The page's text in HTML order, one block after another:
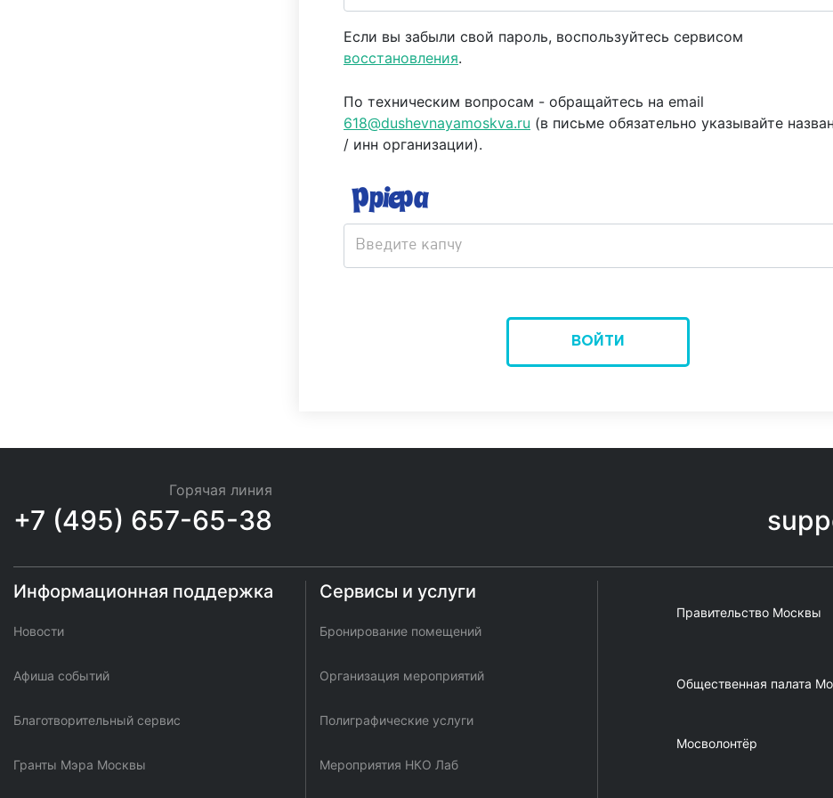
Если вы забыли свой пароль, воспользуйтесь сервисом
восстановления.
По техническим вопросам - обращайтесь на email
618@dushevnayamoskva.ru
/ инн организации).
ВОЙТИ
Горячая линия
+7 (495) 657-65-38
Информационная поддержка
Новости
Афиша событий
Благотворительный сервис
Гранты Мэра Москвы
Сервисы и услуги
Бронирование помещений
Организация мероприятий
Полиграфические услуги
Мероприятия НКО Лаб
Правительство Москвы
Общественная палата
Мосволонтёр